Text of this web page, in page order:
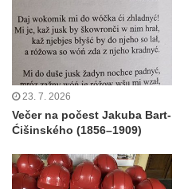
23. 7. 2026
Večer na počest Jakuba Bart-
Ćišinského (1856–1909)